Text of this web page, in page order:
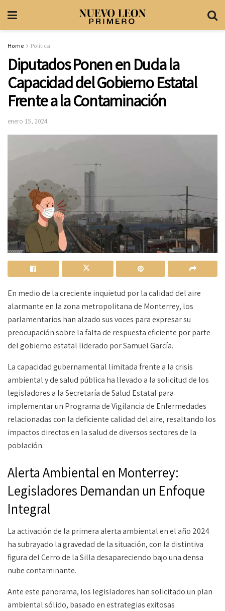
Home Política
Diputados Ponen en Duda la
Capacidad del Gobierno Estatal
Frente a la Contaminación
enero 15, 2024
En medio de la creciente inquietud por la calidad del aire
alarmante en la zona metropolitana de Monterrey, los
parlamentarios han alzado sus voces para expresar su
preocupación sobre la falta de respuesta eficiente por parte
del gobierno estatal liderado por Samuel García.
La capacidad gubernamental limitada frente a la crisis
ambiental y de salud pública ha llevado a la solicitud de los
legisladores a la Secretaría de Salud Estatal para
implementar un Programa de Vigilancia de Enfermedades
relacionadas con la deficiente calidad del aire, resaltando los
impactos directos en la salud de diversos sectores de la
población.
Alerta Ambiental en Monterrey:
Legisladores Demandan un Enfoque
Integral
La activación de la primera alerta ambiental en el año 2024
ha subrayado la gravedad de la situación, con la distintiva
figura del Cerro de la Silla desapareciendo bajo una densa
nube contaminante.
Ante este panorama, los legisladores han solicitado un plan
ambiental sólido, basado en estrategias exitosas